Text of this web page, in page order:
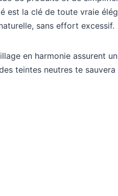
est la clé de toute vraie
sans effort excessif.
en harmonie assurent
teintes neutres te